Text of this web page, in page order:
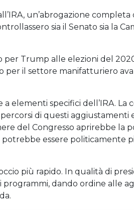
un’abrogazione
sia il Senato sia la
Trump alle elezioni del
il settore manifatturiero
elementi specifici dell’IRA. La
di questi aggiustamenti
del Congresso aprirebbe la
potrebbe essere politicamente
più rapido. In qualità di
programmi, dando ordine alle